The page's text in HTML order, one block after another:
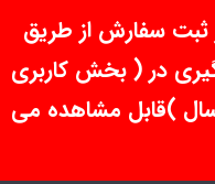
ثبت سفارش از طریق
در ( بخش کاربری
)قابل مشاهده می